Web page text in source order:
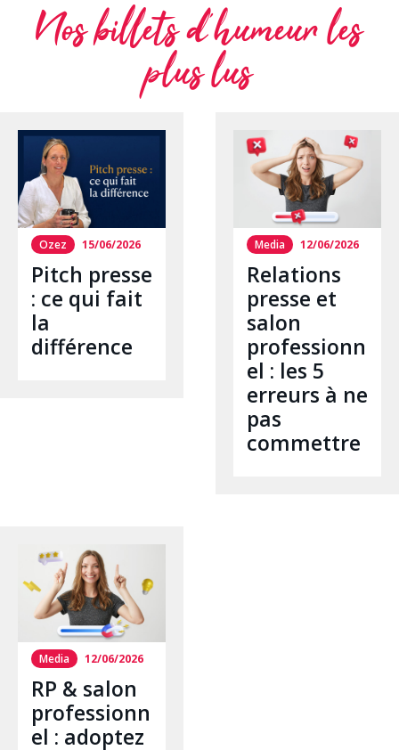
Nos billets d’humeur les
plus lus
Ozez 15/06/2026
Pitch presse
: ce qui fait
la
différence
Media 12/06/2026
Relations
presse et
salon
professionn
el : les 5
erreurs à ne
pas
commettre
Media 12/06/2026
RP & salon
professionn
el : adoptez